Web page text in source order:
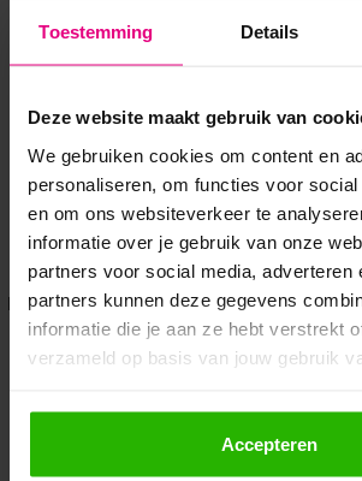
Toestemming Details
Deze website maakt gebruik van
We gebruiken cookies om content en
personaliseren, om functies voor
en om ons websiteverkeer te
informatie over je gebruik van onze
partners voor social media, adverteren
partners kunnen deze gegevens
informatie die je aan ze hebt verstrekt
verzameld op basis van jouw gebruik
Als je op "Accepteer" klikt, dan geef je
toestemming om cookies voor social
gepersonaliseerde advertenties te
Accepteren
Application error: a client-side exception
loadingwww.voordeeluitjes.nl (see the
information).